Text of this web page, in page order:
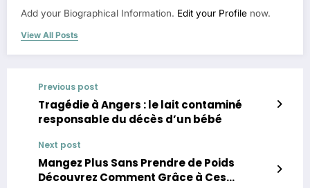
Add your Biographical Information. Edit your Profile now.
View All Posts
Previous post
Tragédie à Angers : le lait contaminé
responsable du décès d’un bébé
Next post
Mangez Plus Sans Prendre de Poids
Découvrez Comment Grâce à Ces